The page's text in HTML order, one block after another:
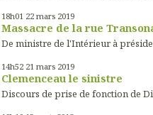
18h01 22 mars 2019
Massacre de la rue
De ministre de l'Intérieur à
14h52 21 mars 2019
Clemenceau le sinistre
Discours de prise de fonction de